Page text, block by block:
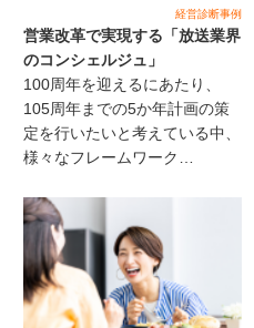
経営診断事例
営業改革で実現する「放送業界
のコンシェルジュ」
100周年を迎えるにあたり、
105周年までの5か年計画の策
定を行いたいと考えている中、
様々なフレームワーク…